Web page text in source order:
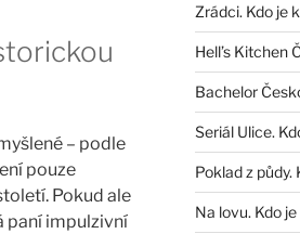
– podle
pouze
Pokud ale
paní impulzivní
Zrádci. Kdo je
Hell’s Kitchen
Bachelor
Seriál Ulice.
Poklad z půdy.
Na lovu. Kdo